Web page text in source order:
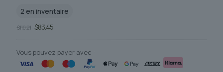
2 en inventaire
$110.21 Le
était :
$110.21.
$83.45Le
est :
$83.45.
Vous pouvez payer avec :